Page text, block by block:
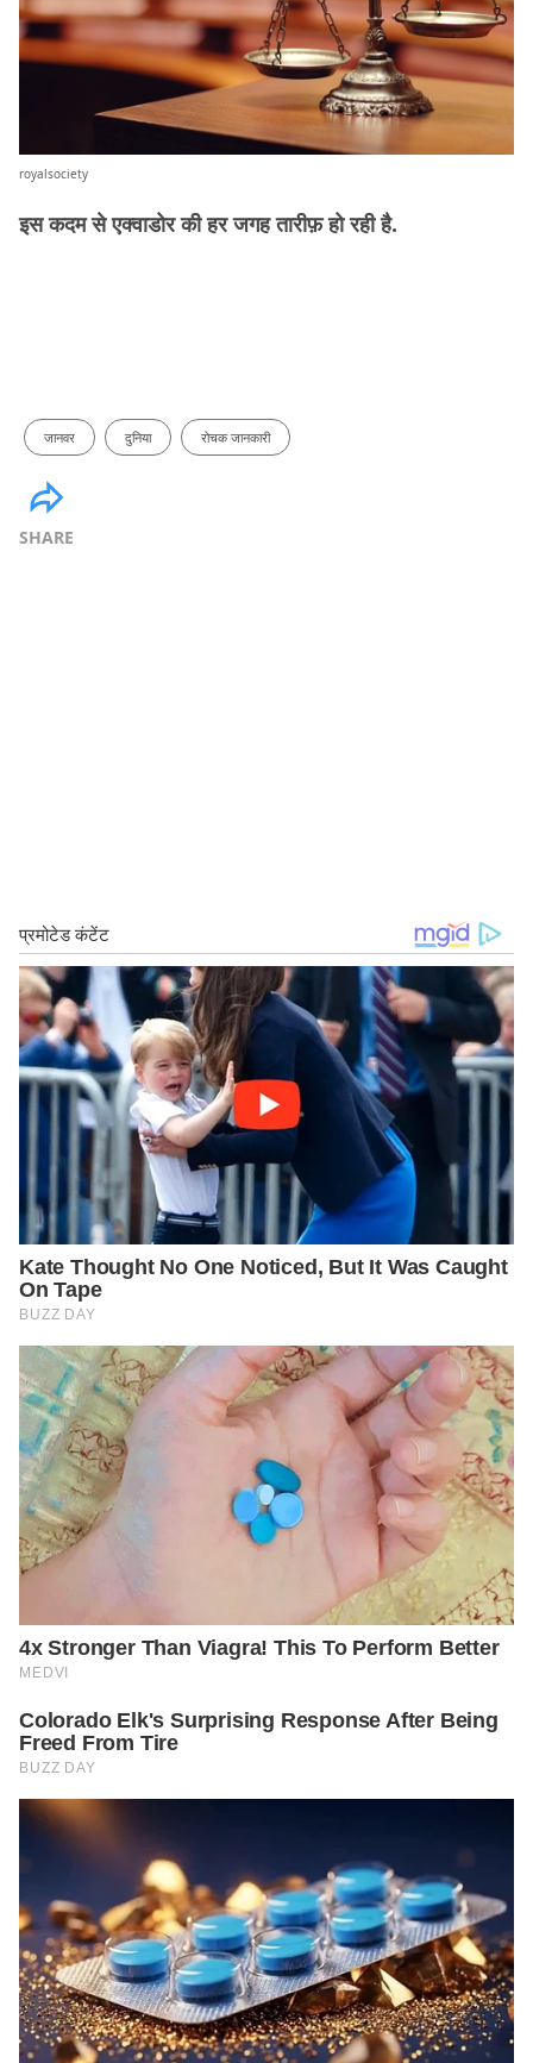
royalsociety
इस कदम से एक्वाडोर की हर जगह तारीफ़ हो रही है.
जानवर दुनिया रोचक जानकारी
SHARE